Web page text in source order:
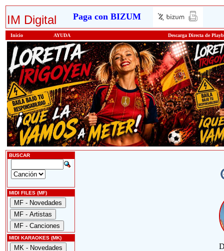
IM Digital Paga con BIZUM
Inicio AYUDA Descarga Directa de
BUSCAR
MIDI FILES (MF)
MIDI KARAOKES (MK)